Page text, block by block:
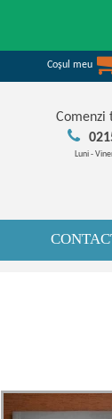
Coşul meu
Comenzi
Luni -